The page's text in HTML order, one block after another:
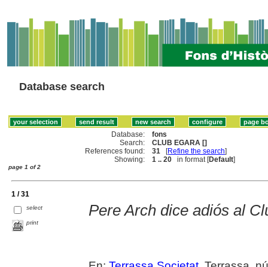
Database search
Database:
fons
Search:
CLUB EGARA []
References found:
31 [Refine the search]
Showing:
1 .. 20 in format [Default]
page 1 of 2
1 / 31
select
print
Pere Arch dice adiós al